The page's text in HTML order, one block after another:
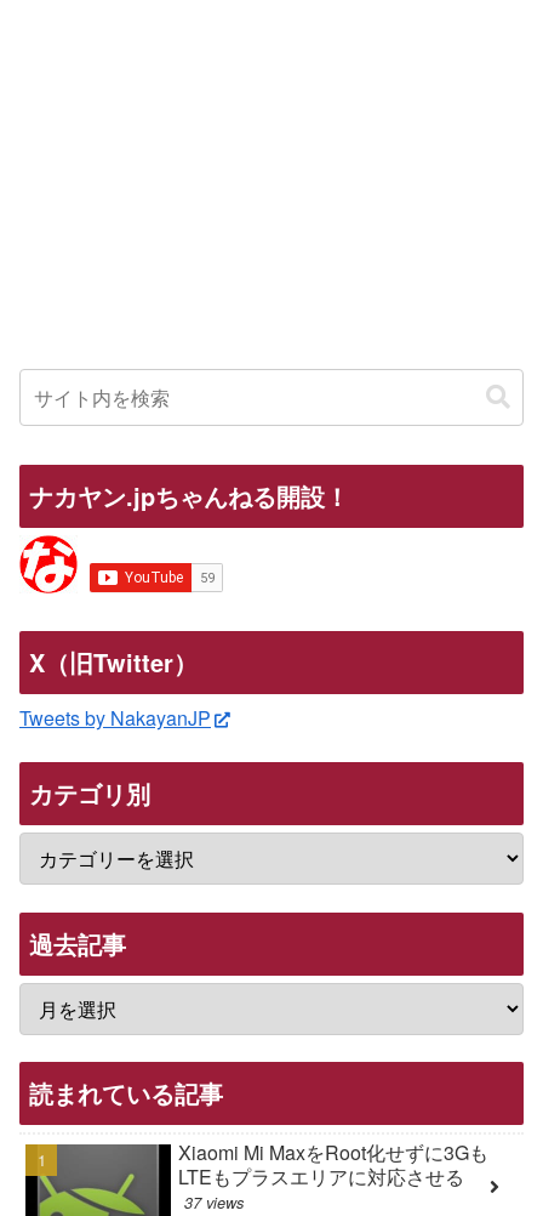
ナカヤン.jpちゃんねる開設！
X（旧Twitter）
Tweets by NakayanJP
カテゴリ別
過去記事
読まれている記事
Xiaomi Mi MaxをRoot化せずに3Gも
LTEもプラスエリアに対応させる
37 views